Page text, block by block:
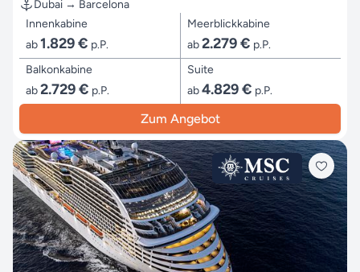
Dubai → Barcelona
Innenkabine
ab1.829 € p.P.
Meerblickkabine
ab2.279 € p.P.
Balkonkabine
ab2.729 € p.P.
Suite
ab4.829 € p.P.
Zum Angebot